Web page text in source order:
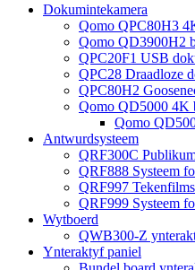
Dokumintekamera
Qomo QPC80H3
Qomo QD3900H2
QPC20F1 USB
QPC28 Draadloze
QPC80H2
Qomo QD5000 4K
Qomo
Antwurdsysteem
QRF300C
QRF888 Systeem
QRF997
QRF999 Systeem
Wytboerd
QWB300-Z
Ynteraktyf paniel